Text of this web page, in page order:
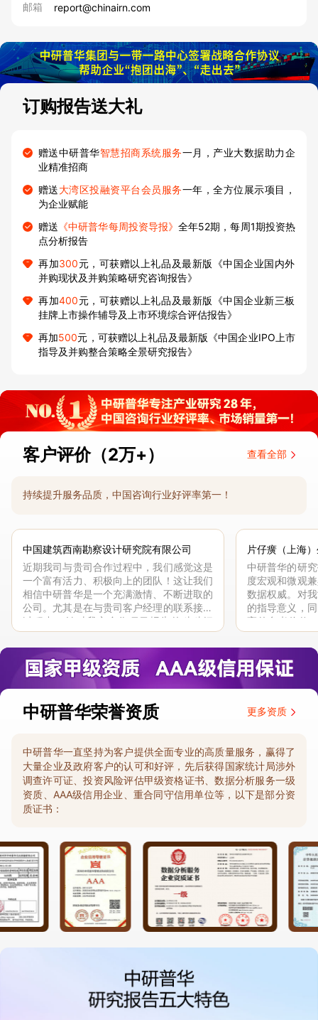
邮箱 report@chinairn.com
订购报告送大礼
赠送中研普华智慧招商系统服务一月，产业大数据助力企
业精准招商
赠送大湾区投融资平台会员服务一年，全方位展示项目，
为企业赋能
赠送 《中研普华每周投资导报》全年52期，每周1期投资热
点分析报告
再加300元，可获赠以上礼品及最新版《中国企业国内外
并购现状及并购策略研究咨询报告》
再加400元，可获赠以上礼品及最新版《中国企业新三板
挂牌上市操作辅导及上市环境综合评估报告》
再加500元，可获赠以上礼品及最新版《中国企业IPO上市
指导及并购整合策略全景研究报告》
客户评价（2万+） 查看全部
持续提升服务品质，中国咨询行业好评率第一！
中国建筑西南勘察设计研究院有限公司
近期我司与贵司合作过程中，我们感觉这是
一个富有活力、积极向上的团队！这让我们
相信中研普华是一个充满激情、不断进取的
公司。尤其是在与贵司客户经理的联系接洽
过程中，针对我方合作项目报告的种种细
节，及时细致缜密地协助与项目部沟通、探
讨和完善...
片仔癀（上海
中研普华的研
度宏观和微观
数据权威。对
的指导意义，
高的参考价值
体化”服务和行
司继续...
中研普华荣誉资质 更多资质
中研普华一直坚持为客户提供全面专业的高质量服务，赢得了
大量企业及政府客户的认可和好评，先后获得国家统计局涉外
调查许可证、投资风险评估甲级资格证书、数据分析服务一级
资质、AAA级信用企业、重合同守信用单位等，以下是部分资
质证书：